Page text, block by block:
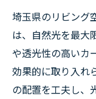
埼玉県のリビング
は、自然光を最大
や透光性の高いカ
効果的に取り入れ
の配置を工夫し、